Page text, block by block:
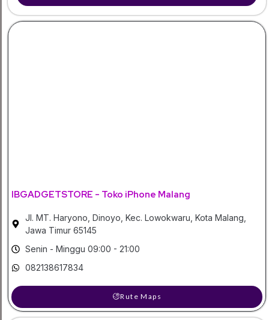
IBGADGETSTORE - Toko iPhone Malang
Jl. MT. Haryono, Dinoyo, Kec. Lowokwaru, Kota Malang,
Jawa Timur 65145
Senin - Minggu 09:00 - 21:00
082138617834
Rute Maps